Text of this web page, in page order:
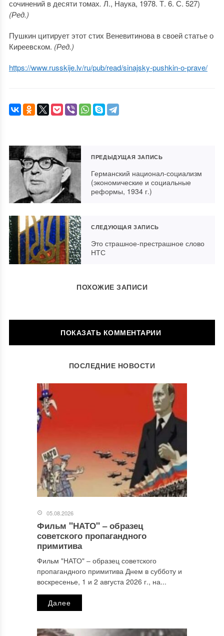
сочинений в десяти томах. Л., Наука, 1978. Т. 6. С. 527)
(Ред.)
Пушкин цитирует этот стих Веневитинова в своей статье о
Киреевском. (Ред.)
https://www.russkije.lv/ru/pub/read/sinajsky-pushkin-o-prave/
ПРЕДЫДУЩАЯ ЗАПИСЬ
Германский национал-социализм
(экономические и социальные
реформы, 1934 г.)
СЛЕДУЮЩАЯ ЗАПИСЬ
Это страшное-престрашное слово
НТС
ПОХОЖИЕ ЗАПИСИ
ОСТАВИТЬ КОММЕНТАРИЙ
Ваш адрес email не будет опубликован. Обязательные поля
Комментарий*
ПОСЛЕДНИЕ НОВОСТИ
05.08.2026
Фильм "НАТО" ‒ образец
советского пропагандного
примитива
Фильм "НАТО" ‒ образец советского
пропагандного примитива Днем в субботу и
воскресенье, 1 и 2 августа 2026 г., на...
Далее